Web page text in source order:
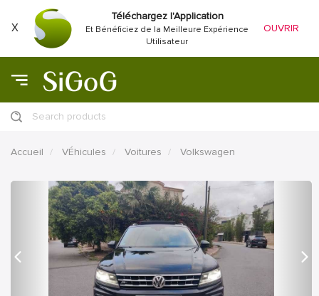
X
Téléchargez l'Application
Et Bénéficiez de la Meilleure Expérience
Utilisateur
OUVRIR
Search products
Accueil VÉhicules Voitures Volkswagen
précédent